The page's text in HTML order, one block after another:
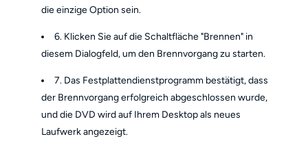
die einzige Option sein.
6. Klicken Sie auf die Schaltfläche "Brennen" in
diesem Dialogfeld, um den Brennvorgang zu starten.
7. Das Festplattendienstprogramm bestätigt, dass
der Brennvorgang erfolgreich abgeschlossen wurde,
und die DVD wird auf Ihrem Desktop als neues
Laufwerk angezeigt.